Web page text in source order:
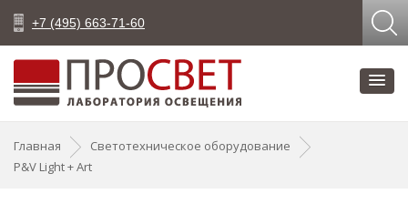
+7 (495) 663-71-60
Главная
Светотехническое оборудование
P&V Light + Art